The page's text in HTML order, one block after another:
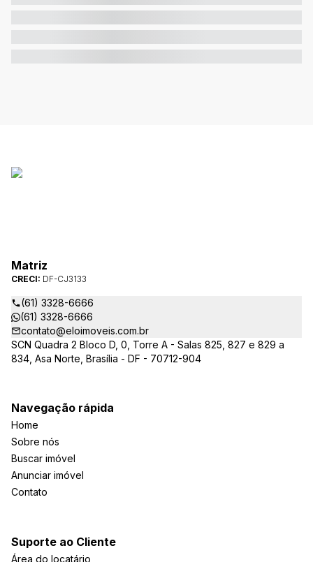
Matriz
CRECI: DF-CJ3133
(61) 3328-6666
(61) 3328-6666
contato@eloimoveis.com.br
SCN Quadra 2 Bloco D, 0, Torre A - Salas 825, 827 e 829 a
834, Asa Norte, Brasília - DF - 70712-904
Navegação rápida
Home
Sobre nós
Buscar imóvel
Anunciar imóvel
Contato
Suporte ao Cliente
Área do locatário